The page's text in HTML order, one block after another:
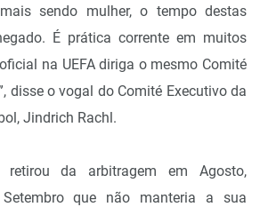
sendo mulher, o tempo destas
É prática corrente em muitos
na UEFA diriga o mesmo Comité
disse o vogal do Comité Executivo da
Jindrich Rachl.
retirou da arbitragem em Agosto,
que não manteria a sua